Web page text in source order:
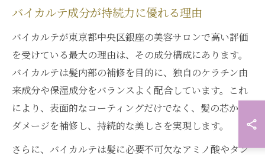
バイカルテ成分が持続力に優れる理由
バイカルテが東京都中央区銀座の美容サロンで高い評価
を受けている最大の理由は、その成分構成にあります。
バイカルテは髪内部の補修を目的に、独自のケラチン由
来成分や保湿成分をバランスよく配合しています。これ
により、表面的なコーティングだけでなく、髪の芯から
ダメージを補修し、持続的な美しさを実現します。
さらに、バイカルテは髪に必要不可欠なアミノ酸やタン